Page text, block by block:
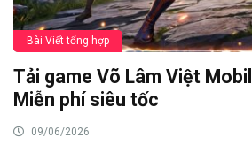
Bài Viết tổng hợp
Tải game Võ Lâm Việt
Miễn phí siêu tốc
09/06/2026